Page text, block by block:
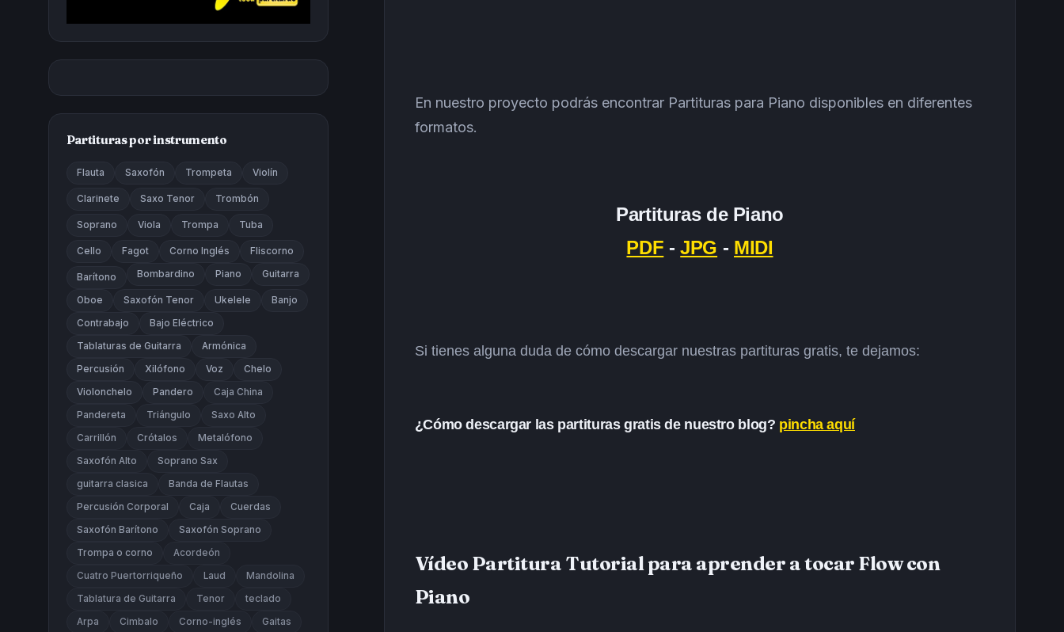
En nuestro proyecto podrás encontrar Partituras para Piano disponibles en diferentes
formatos.
Partituras de Piano
PDF -JPG - MIDI
Si tienes alguna duda de cómo descargar nuestras partituras gratis, te dejamos:
¿Cómo descargar las partituras gratis de nuestro blog? pincha aquí
Vídeo Partitura Tutorial para aprender a tocar Flow con
Piano
Partituras por instrumento
Flauta Saxofón Trompeta Violín
Clarinete Saxo Tenor Trombón
Soprano Viola Trompa Tuba
Cello Fagot Corno Inglés Fliscorno
Barítono Bombardino Piano Guitarra
Oboe Saxofón Tenor Ukelele Banjo
Contrabajo Bajo Eléctrico
Tablaturas de Guitarra Armónica
Percusión Xilófono Voz Chelo
Violonchelo Pandero Caja China
Pandereta Triángulo Saxo Alto
Carrillón Crótalos Metalófono
Saxofón Alto Soprano Sax
guitarra clasica Banda de Flautas
Percusión Corporal Caja Cuerdas
Saxofón Barítono Saxofón Soprano
Trompa o corno Acordeón
Cuatro Puertorriqueño Laud Mandolina
Tablatura de Guitarra Tenor teclado
Arpa Cimbalo Corno-inglés Gaitas